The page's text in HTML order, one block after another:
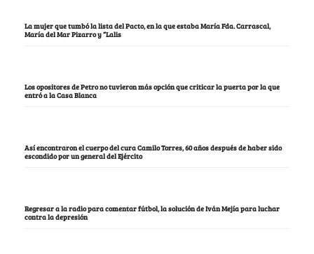
La mujer que tumbó la lista del Pacto, en la que estaba María Fda. Carrascal,
María del Mar Pizarro y “Lalis
Los opositores de Petro no tuvieron más opción que criticar la puerta por la que
entró a la Casa Blanca
Así encontraron el cuerpo del cura Camilo Torres, 60 años después de haber sido
escondido por un general del Ejército
Regresar a la radio para comentar fútbol, la solución de Iván Mejía para luchar
contra la depresión